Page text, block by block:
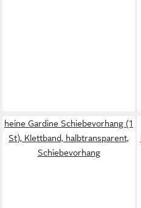
heine Gardine Schiebevorhang (1
St), Klettband, halbtransparent,
Schiebevorhang